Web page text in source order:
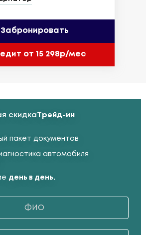
Забронировать
от 15 298р/мес
скидкаТрейд-ин
пакет документов
автомобиля
день в день.